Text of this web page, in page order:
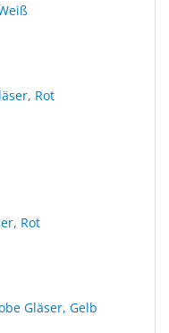
Weiß
Rot
Gläser, Rot